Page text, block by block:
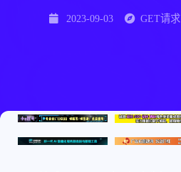
2023-09-03 GET请求